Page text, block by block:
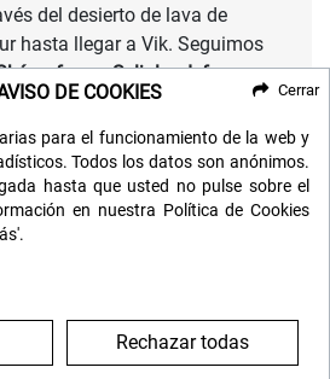
del desierto de lava de
hasta llegar a Vik. Seguimos
y Seljalandsfoss
oro y Reykjavík
de Oro visitando lagran
(Cascada de Oro).
DE COOKIES
para el funcionamiento de la web y
Todos los datos son anónimos.
hasta que usted no pulse sobre el
en nuestra Política de Cookies
Rechazar todas
Cerrar